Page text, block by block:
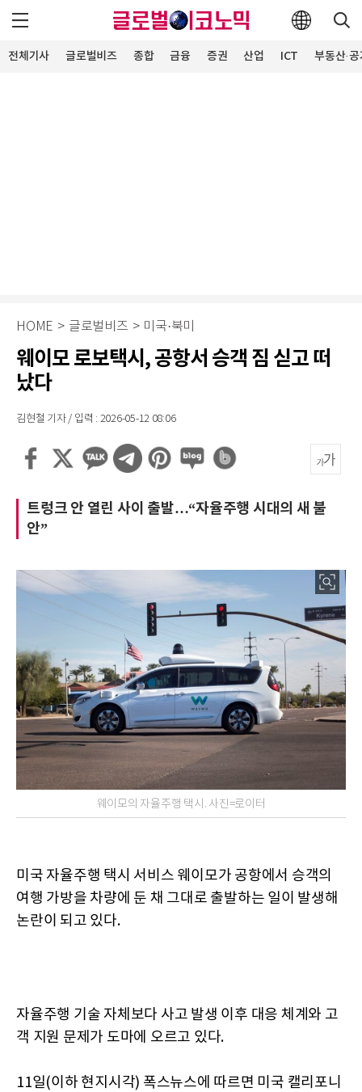
전체기사 글로벌비즈 종합 금융 증권 산업 ICT 부동산·
HOME > 글로벌비즈 > 미국·북미
웨이모 로보택시, 공항서 승객 짐 싣고 떠
났다
김현철 기자 / 입력 : 2026-05-12 08:06
트렁크 안 열린 사이 출발…“자율주행 시대의 새 불
안”
웨이모의 자율주행 택시. 사진=로이터
미국 자율주행 택시 서비스 웨이모가 공항에서 승객의
여행 가방을 차량에 둔 채 그대로 출발하는 일이 발생해
논란이 되고 있다.
자율주행 기술 자체보다 사고 발생 이후 대응 체계와 고
객 지원 문제가 도마에 오르고 있다.
11일(이하 현지시각) 폭스뉴스에 따르면 미국 캘리포니